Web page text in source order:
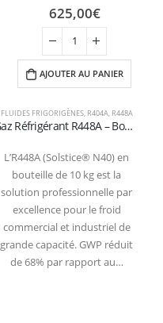
FLUIDES FRIGORIGÈNES, R404A, R448A
Gaz Réfrigérant R448A – Bouteille Rechargeable 10 kg vanne1/4 SAE
L’R448A (Solstice® N40) en
bouteille de 10 kg est la
solution professionnelle par
excellence pour le froid
commercial et industriel de
grande capacité. GWP réduit
de 68% par rapport au…
625,00€
AJOUTER AU PANIER